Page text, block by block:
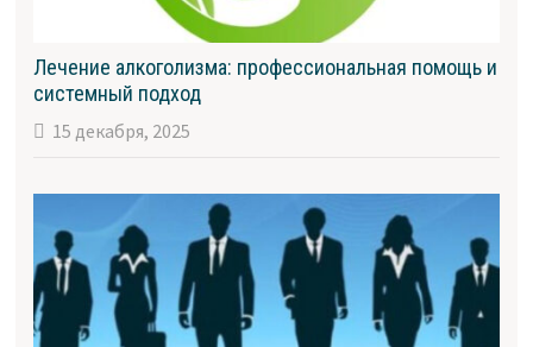
Лечение алкоголизма: профессиональная помощь и
системный подход
15 декабря, 2025